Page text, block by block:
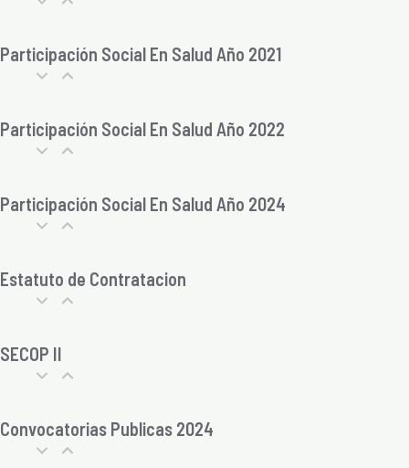
Participación Social En Salud Año 2021
Participación Social En Salud Año 2022
Participación Social En Salud Año 2024
Estatuto de Contratacion
SECOP II
Convocatorias Publicas 2024